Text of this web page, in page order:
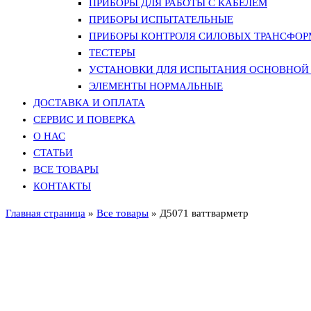
ПРИБОРЫ ДЛЯ РАБОТЫ С КАБЕЛЕМ
ПРИБОРЫ ИСПЫТАТЕЛЬНЫЕ
ПРИБОРЫ КОНТРОЛЯ СИЛОВЫХ
ТЕСТЕРЫ
УСТАНОВКИ ДЛЯ ИСПЫТАНИЯ
ЭЛЕМЕНТЫ НОРМАЛЬНЫЕ
ДОСТАВКА И ОПЛАТА
СЕРВИС И ПОВЕРКА
О НАС
СТАТЬИ
ВСЕ ТОВАРЫ
КОНТАКТЫ
Главная страница » Все товары » Д5071 ваттварметр